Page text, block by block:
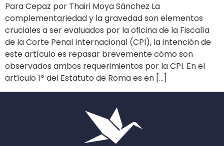
Para Cepaz por Thairi Moya Sánchez La
complementariedad y la gravedad son elementos
cruciales a ser evaluados por la oficina de la Fiscalía
de la Corte Penal Internacional (CPI), la intención de
este artículo es repasar brevemente cómo son
observados ambos requerimientos por la CPI. En el
artículo 1º del Estatuto de Roma es en […]